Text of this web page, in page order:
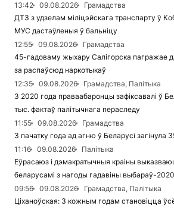
13:42
09.08.2026
Грамадства
ДТЗ з удзелам міліцэйскага транспарту ў
МУС дастаўленыя ў бальніцу
12:55
09.08.2026
Грамадства
45-гадоваму жыхару Салігорска пагражае
за распаўсюд наркотыкаў
12:35
09.08.2026
Грамадства, Палітыка
З 2020 года праваабаронцы зафіксавалі ў
тыс. фактаў палітычнага пераследу
11:55
09.08.2026
Грамадства
З пачатку года ад агню ў Беларусі загінула
11:16
09.08.2026
Палітыка
Еўрасаюз і дэмакратычныя краіны
беларусамі з нагоды гадавіны выбараў-2020
09:56
09.08.2026
Грамадства, Палітыка
Ціханоўская: З кожным годам становіцца